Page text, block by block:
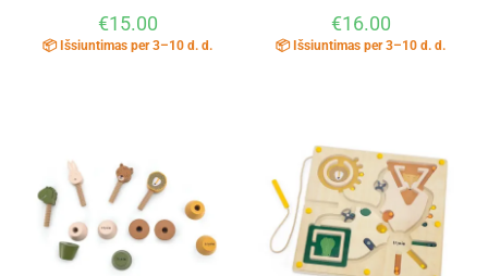
€15.00
📦 Išsiuntimas per 3–10 d. d.
€16.00
📦 Išsiuntimas per 3–10 d. d.